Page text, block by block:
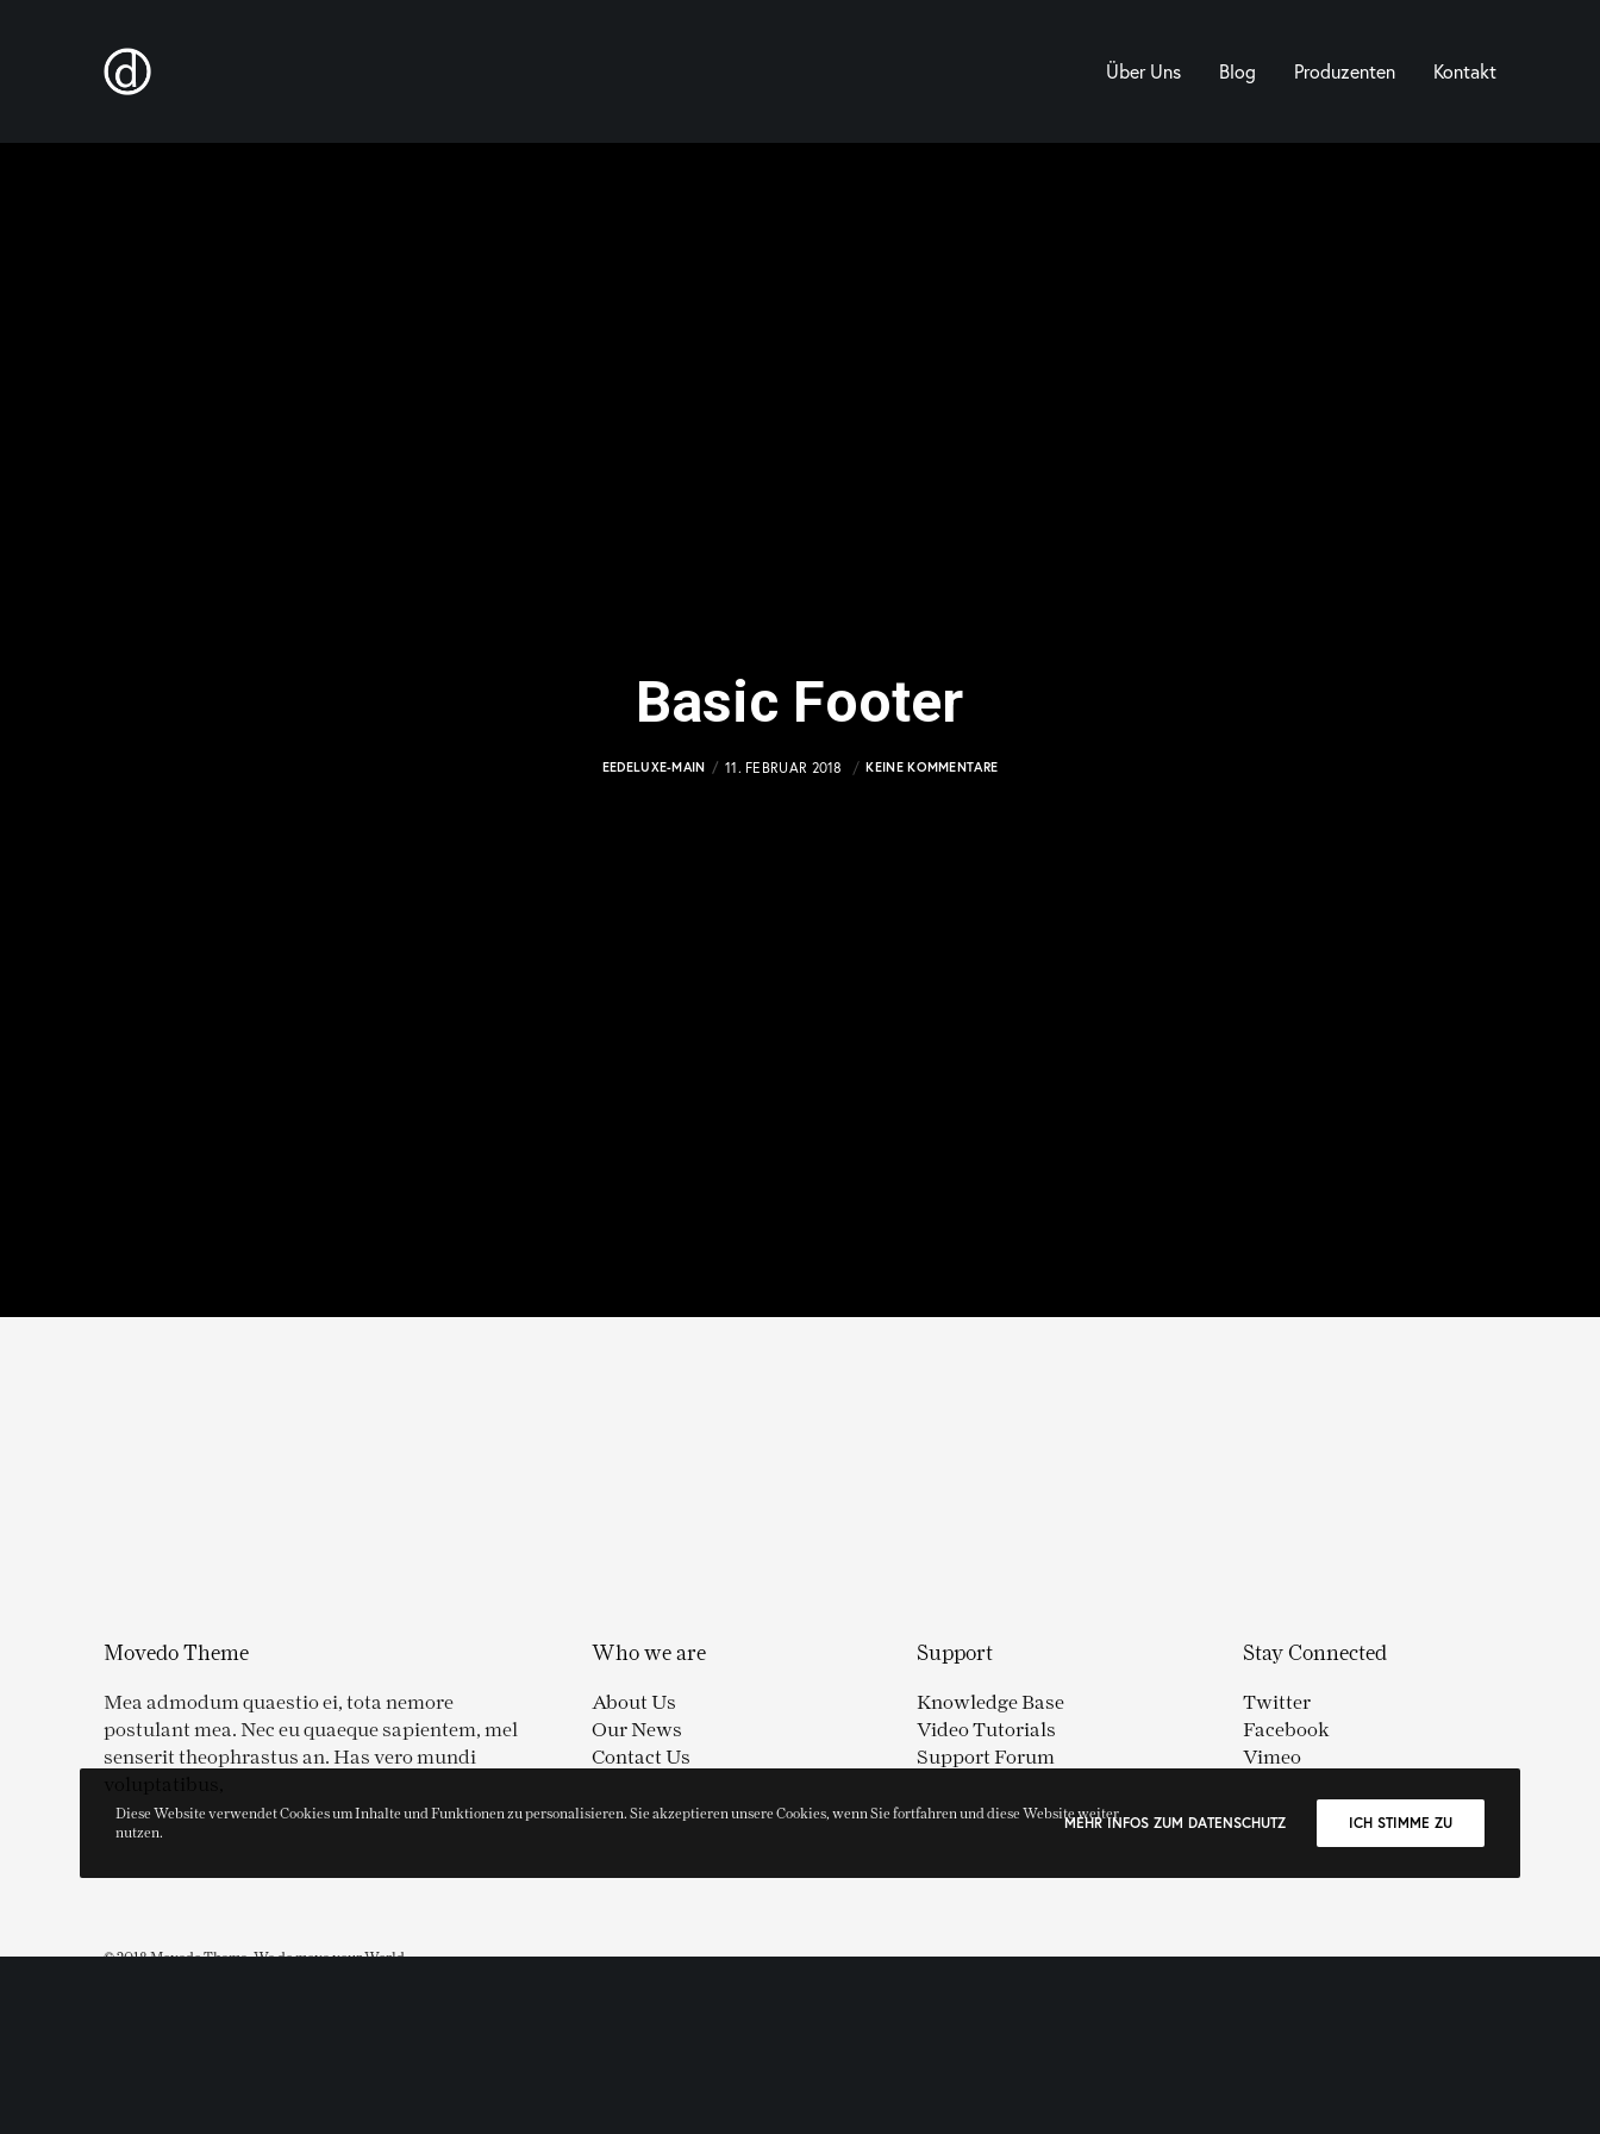
Über Uns Blog Produzenten Kontakt
Basic Footer
EEDELUXE-MAIN 11. FEBRUAR 2018 KEINE KOMMENTARE
Movedo Theme
Mea admodum quaestio ei, tota nemore
postulant mea. Nec eu quaeque sapientem, mel
senserit theophrastus an. Has vero mundi
Who we are
About Us
Our News
Contact Us
Support
Knowledge Base
Video Tutorials
Support Forum
Stay Connected
Twitter
Facebook
Vimeo
© 2018 Movedo Theme. We do move your World
Diese Website verwendet Cookies um Inhalte und Funktionen zu personalisieren. Sie akzeptieren unsere Cookies, wenn Sie fortfahren und diese Website weiter
nutzen.
MEHR INFOS ZUM DATENSCHUTZ ICH STIMME ZU